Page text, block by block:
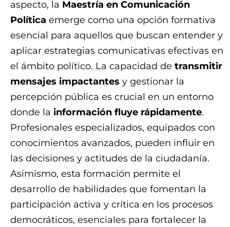
aspecto, la Maestría en Comunicación
Política emerge como una opción formativa
esencial para aquellos que buscan entender y
aplicar estrategias comunicativas efectivas en
el ámbito político. La capacidad de transmitir
mensajes impactantes y gestionar la
percepción pública es crucial en un entorno
donde la información fluye rápidamente.
Profesionales especializados, equipados con
conocimientos avanzados, pueden influir en
las decisiones y actitudes de la ciudadanía.
Asimismo, esta formación permite el
desarrollo de habilidades que fomentan la
participación activa y crítica en los procesos
democráticos, esenciales para fortalecer la